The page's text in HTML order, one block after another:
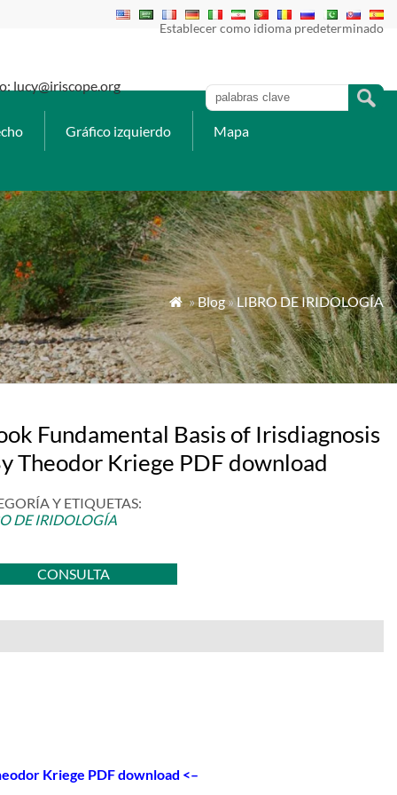
Establecer como idioma predeterminado
lucy@iriscope.org
Gráfico izquierdo Mapa
 »Blog»LIBRO DE IRIDOLOGÍA
Fundamental Basis of Irisdiagnosis
Theodor Kriege PDF download
Y ETIQUETAS:
DE IRIDOLOGÍA
CONSULTA
Kriege PDF download <–